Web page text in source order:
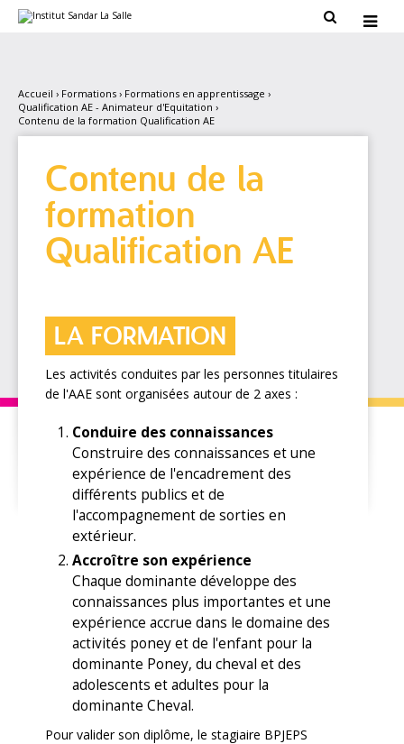
navigation
personnels
 
Accueil › Formations › Formations en apprentissage ›
Qualification AE - Animateur d'Equitation ›
Contenu de la formation Qualification AE
Contenu de la
formation
Qualification AE
LA FORMATION
Les activités conduites par les personnes titulaires
de l'AAE sont organisées autour de 2 axes :
Conduire des connaissances
Construire des connaissances et une
expérience de l'encadrement des
différents publics et de
l'accompagnement de sorties en
extérieur.
Accroître son expérience
Chaque dominante développe des
connaissances plus importantes et une
expérience accrue dans le domaine des
activités poney et de l'enfant pour la
dominante Poney, du cheval et des
adolescents et adultes pour la
dominante Cheval.
Pour valider son diplôme, le stagiaire BPJEPS